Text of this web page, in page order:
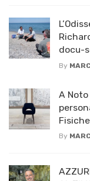
docu-
By
A
By